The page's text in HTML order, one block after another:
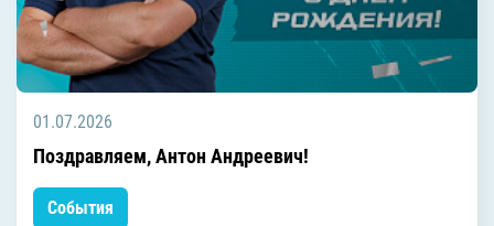
01.07.2026
Поздравляем, Антон Андреевич!
События